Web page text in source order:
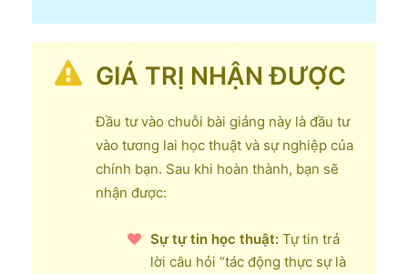
GIÁ TRỊ NHẬN ĐƯỢC
Đầu tư vào chuỗi bài giảng này là đầu tư
vào tương lai học thuật và sự nghiệp của
chính bạn. Sau khi hoàn thành, bạn sẽ
nhận được:
Sự tự tin học thuật: Tự tin trả
lời câu hỏi “tác động thực sự là